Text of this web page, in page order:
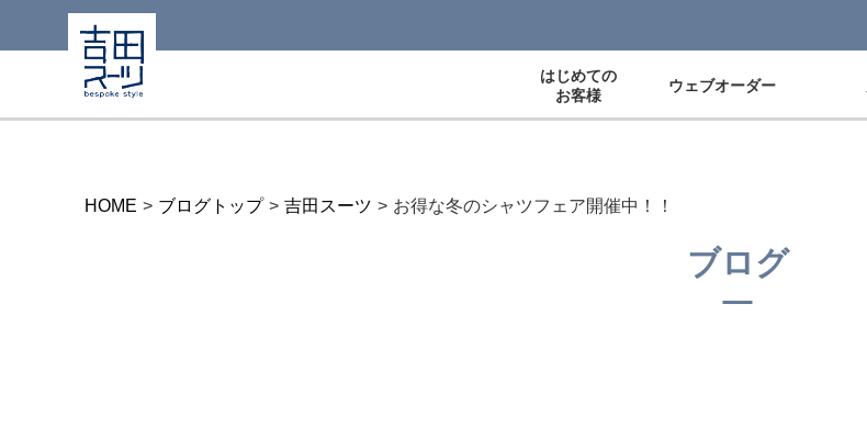
はじめての
お客様
ウェブオーダー
HOME > ブログトップ > 吉田スーツ > お得な冬のシャツフェア開催中！！
ブログ